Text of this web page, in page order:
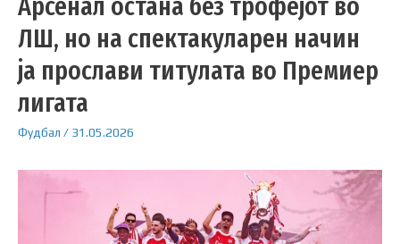
ЛШ, но на спектакуларен начин
ја прослави титулата во Премиер
лигата
Фудбал / 31.05.2026